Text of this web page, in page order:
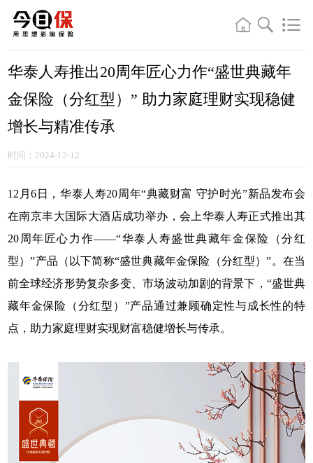
华泰人寿推出20周年匠心力作“盛世典藏年
金保险（分红型）” 助力家庭理财实现稳健
增长与精准传承
时间：2024-12-12
12月6日，华泰人寿20周年“典藏财富 守护时光”新品发布会
在南京丰大国际大酒店成功举办，会上华泰人寿正式推出其
20周年匠心力作——“华泰人寿盛世典藏年金保险（分红
型）”产品（以下简称“盛世典藏年金保险（分红型）”。在当
前全球经济形势复杂多变、市场波动加剧的背景下，“盛世典
藏年金保险（分红型）”产品通过兼顾确定性与成长性的特
点，助力家庭理财实现财富稳健增长与传承。